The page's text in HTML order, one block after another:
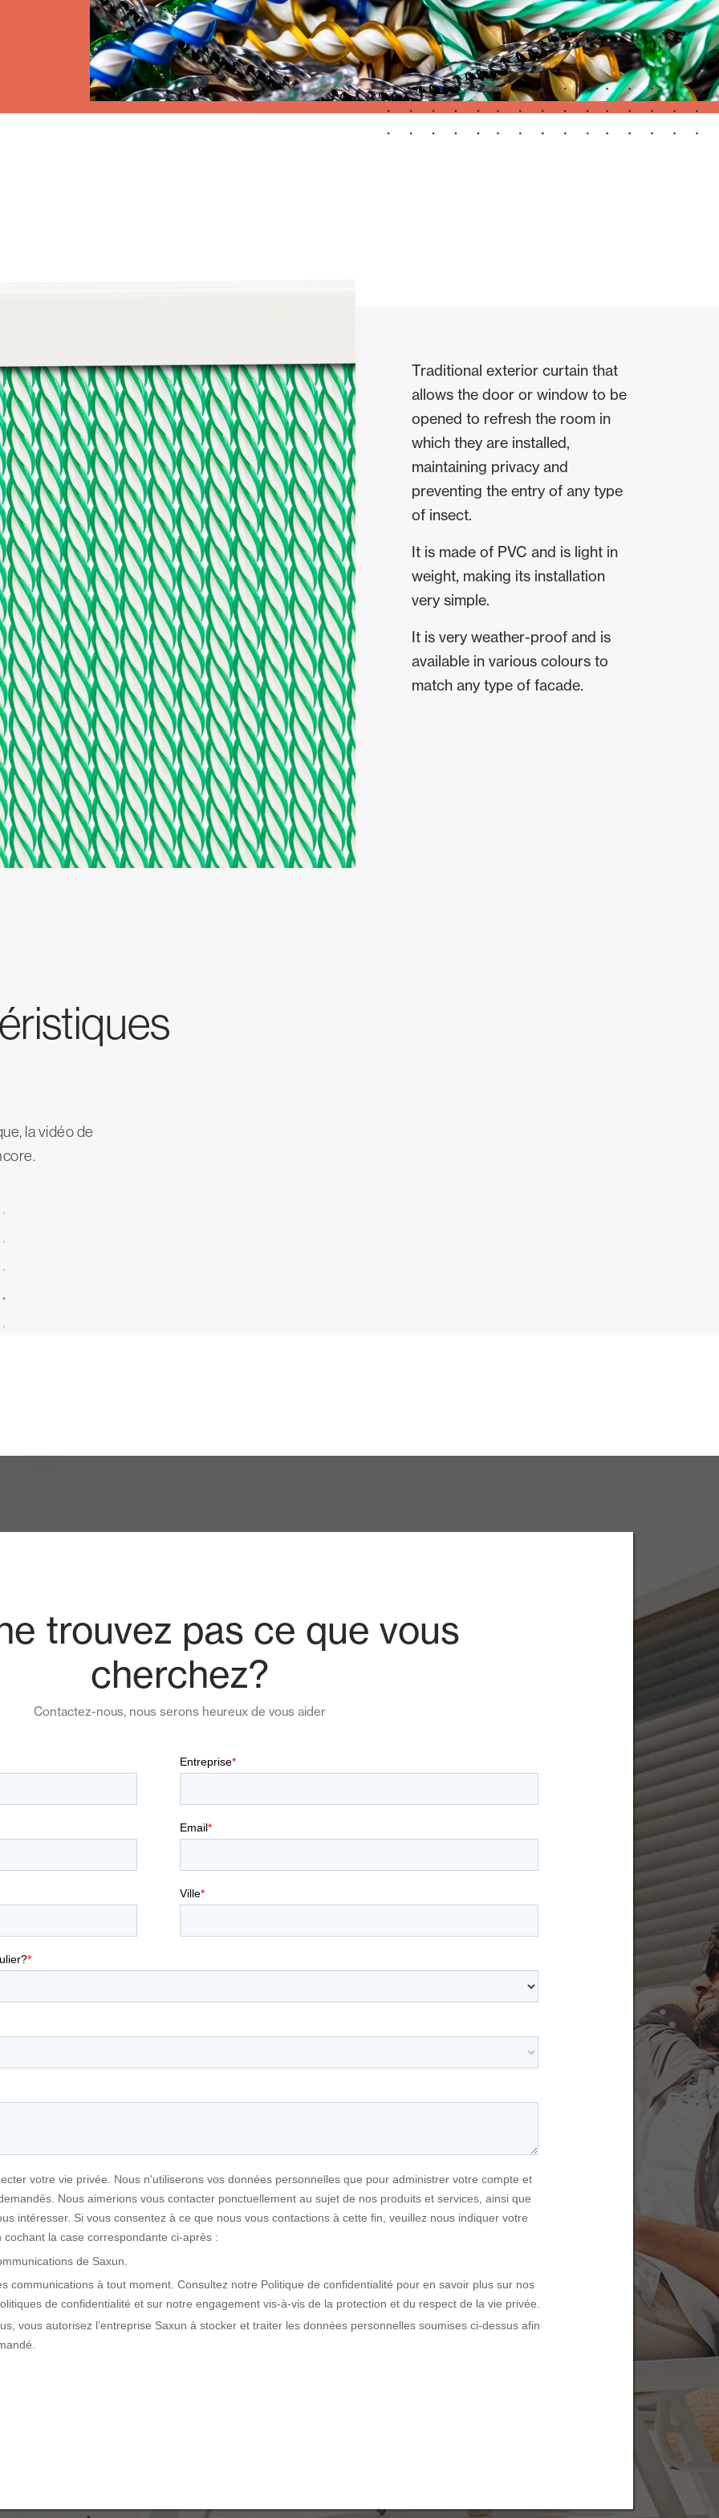
Stores Portes Automatiques
Traditional exterior curtain that
allows the door or window to be
opened to refresh the room in
which they are installed,
maintaining privacy and
preventing the entry of any type
of insect.
It is made of PVC and is light in
weight, making its installation
very simple.
It is very weather-proof and is
available in various colours to
match any type of facade.
la vidéo de
trouvez pas ce que vous
cherchez?
Contactez-nous, nous serons heureux de vous aider